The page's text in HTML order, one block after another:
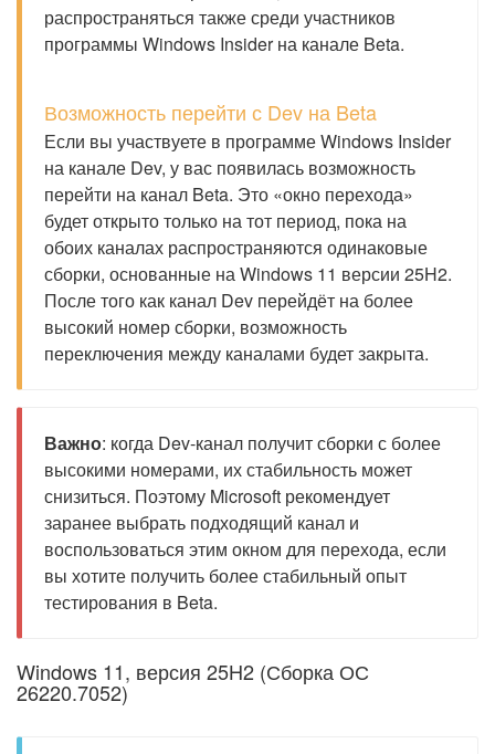
распространяться также среди участников
программы Windows Insider на канале Beta.
Возможность перейти с Dev на Beta
Если вы участвуете в программе Windows Insider
на канале Dev, у вас появилась возможность
перейти на канал Beta. Это «окно перехода»
будет открыто только на тот период, пока на
обоих каналах распространяются одинаковые
сборки, основанные на Windows 11 версии 25H2.
После того как канал Dev перейдёт на более
высокий номер сборки, возможность
переключения между каналами будет закрыта.
Важно: когда Dev-канал получит сборки с более
высокими номерами, их стабильность может
снизиться. Поэтому Microsoft рекомендует
заранее выбрать подходящий канал и
воспользоваться этим окном для перехода, если
вы хотите получить более стабильный опыт
тестирования в Beta.
Windows 11, версия 25H2 (Сборка ОС
26220.7052)